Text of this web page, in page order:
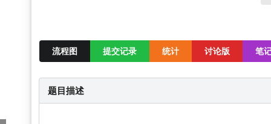
流程图 提交记录 统计 讨论版 笔
题目描述